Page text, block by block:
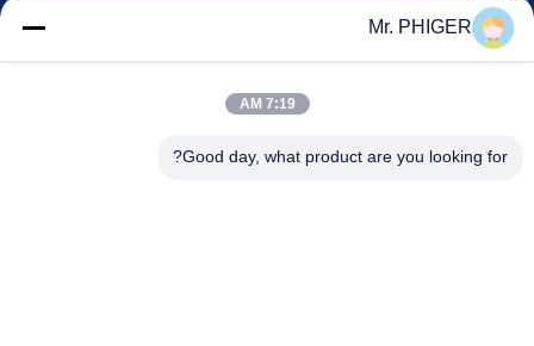
کنترل کیفیت
نقشه سایت
رویدادها
Mr. PHIGER
7:19 AM
Good day, what product are you looking for?